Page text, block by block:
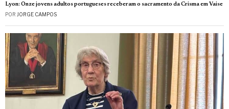
Lyon: Onze jovens adultos portugueses receberam o sacramento da Crisma em Vaise
POR JORGE CAMPOS